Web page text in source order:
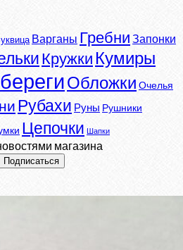
Варганы Гребни Запонки
Кружки Кумиры
Обложки Очелья
Рубахи Руны Рушники
Цепочки Шапки
магазина